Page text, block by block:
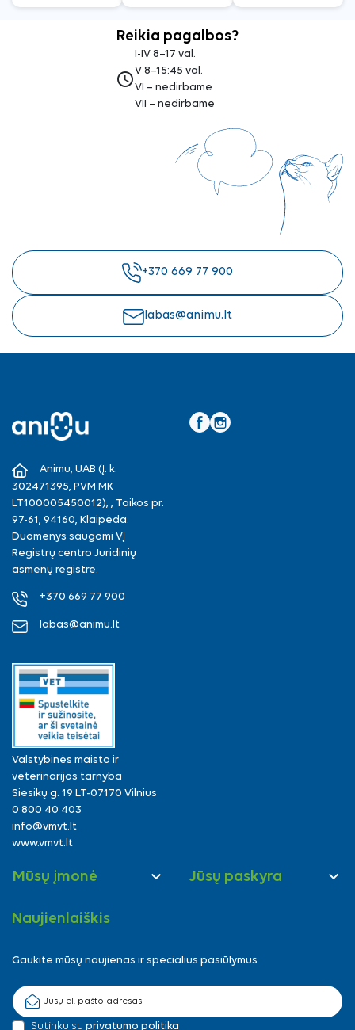
Reikia pagalbos?
access_time
I-IV 8–17 val.
V 8–15:45 val.
VI – nedirbame
VII – nedirbame
+370 669 77 900
labas@animu.lt
Animu, UAB (Į. k.
302471395, PVM MK
LT100005450012), , Taikos pr.
97-61, 94160, Klaipėda.
Duomenys saugomi VĮ
Registrų centro Juridinių
asmenų registre.
+370 669 77 900
labas@animu.lt
Valstybinės maisto ir
veterinarijos tarnyba
Siesikų g. 19 LT-07170 Vilnius
0 800 40 403
info@vmvt.lt
www.vmvt.lt
Mūsų įmonė  Jūsų paskyra 
Naujienlaiškis
Gaukite mūsų naujienas ir specialius pasiūlymus
Sutinku su privatumo politika